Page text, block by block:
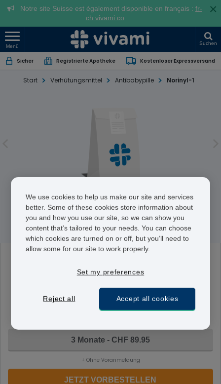
Notre site Suisse est également disponible en français : fr-
ch.vivami.co
×
Menü
Suchen
Sicher Registrierte Apotheke Kostenloser Expressversand
Start Verhütungsmittel Antibabypille Norinyl-1
Norinyl-1
Mestranol/Norethisterone
50 µg/ 1 mg
Jede Tablette ist 1mg Norethisteron und 50 Mikrogramm
Mestranol. Die Tabletten werden zur gleichen Zeit
täglich für die ersten drei Wochen des
3 Monate - CHF 89.95
+ Ohne Voranmeldung
JETZT VORBESTELLEN
We use cookies to help us make our site and services
better. Some of these cookies store information about
you and how you use our site, so we can show you
content that’s tailored to your needs. You can choose
which cookies are turned on or off, but you’ll need to
allow some for our site to work properly.
Set my preferences
Reject all Accept all cookies